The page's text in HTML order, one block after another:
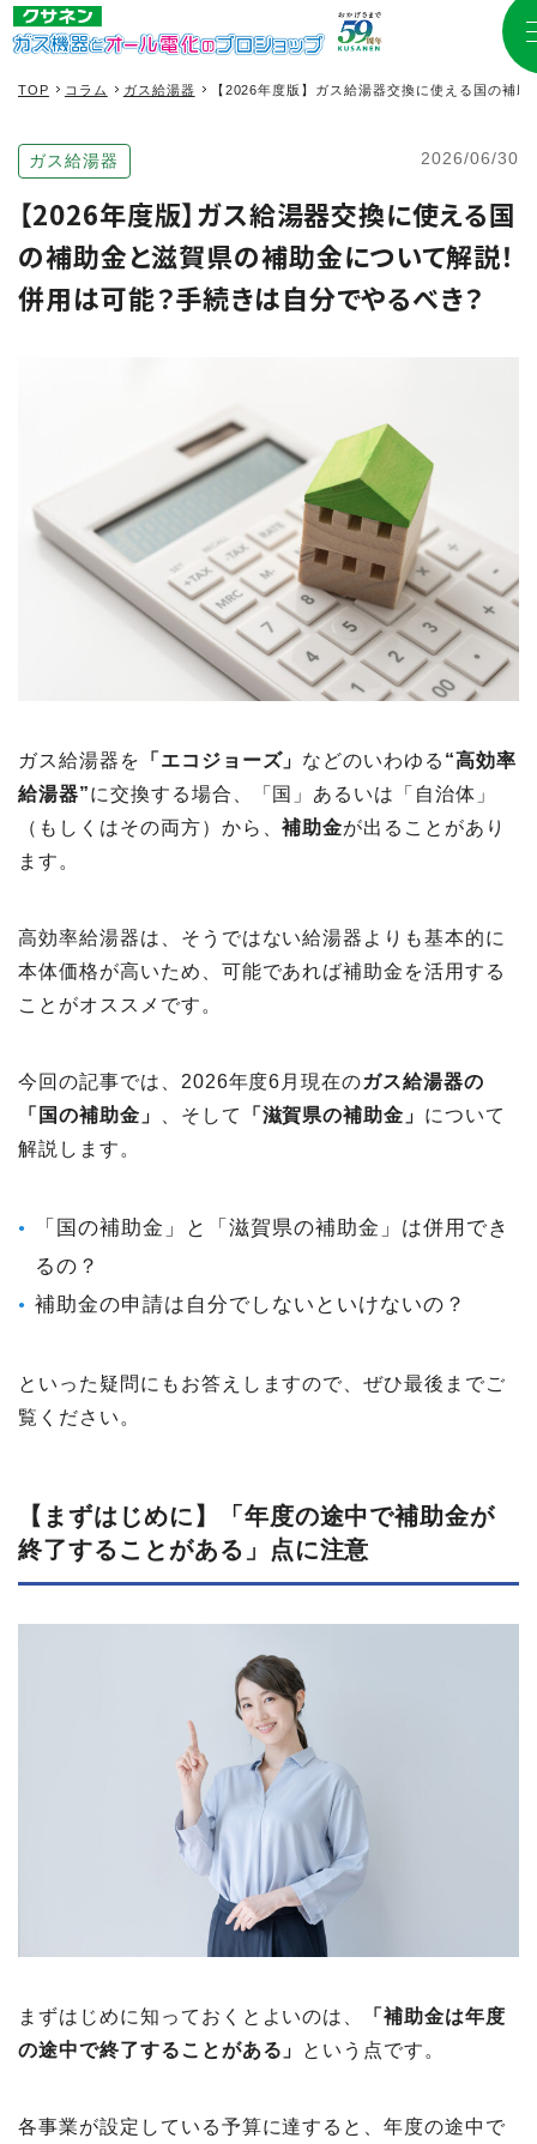
TOP コラム ガス給湯器 【2026年度版】ガス給湯器交換に使える国の補
ガス給湯器 2026/06/30
【2026年度版】ガス給湯器交換に使える国
の補助金と滋賀県の補助金について解説！
併用は可能？手続きは自分でやるべき？
ガス給湯器を 「エコジョーズ」 などのいわゆる “高効率
給湯器”に交換する場合、「国」あるいは「自治体」
（もしくはその両方）から、補助金が出ることがあり
ます。
高効率給湯器は、そうではない給湯器よりも基本的に
本体価格が高いため、可能であれば補助金を活用する
ことがオススメです。
今回の記事では、2026年度6月現在のガス給湯器の
「国の補助金」
、そして 「滋賀県の補助金」 について
解説します。
「国の補助金」と「滋賀県の補助金」は併用でき
るの？
補助金の申請は自分でしないといけないの？
といった疑問にもお答えしますので、ぜひ最後までご
覧ください。
【まず​はじめに​】​「年度の​途中で​補助金が​
終了する​ことがある」点に​注意
まずはじめに知っておくとよいのは、
「補助金は年度
の途中で終了することがある」 という点です。
各事業が設定している予算に達すると、年度の途中で